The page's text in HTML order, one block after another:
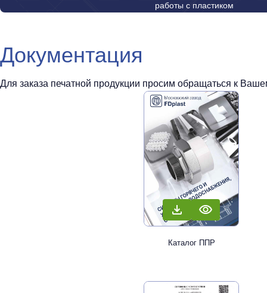
работы с пластиком
Документация
Для заказа печатной продукции просим обращаться к
Каталог ППР